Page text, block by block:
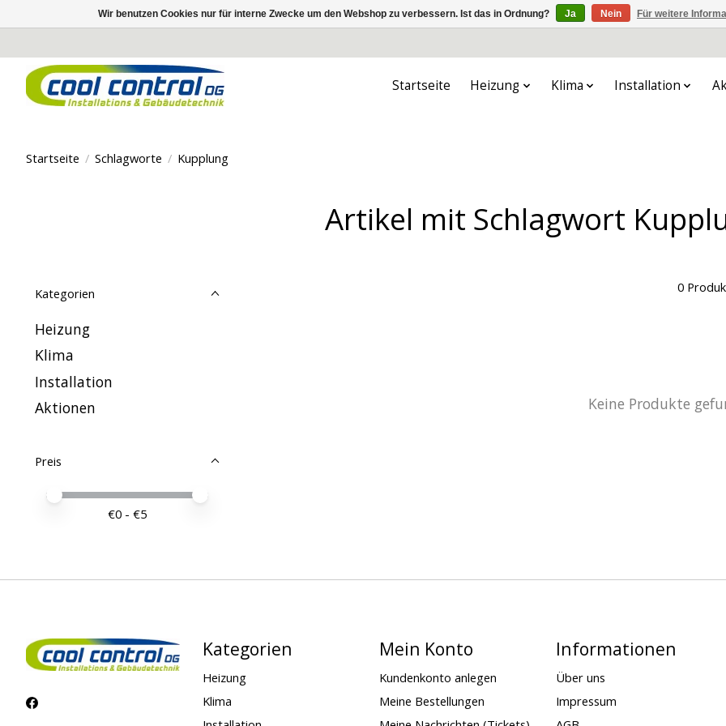
Startseite Heizung Klima Installation
Startseite / Schlagworte / Kupplung
Artikel mit Schlagwort
Kategorien
Heizung
Klima
Installation
Aktionen
Preis
Preis – Mindestwert
Price maximum value
€0 - €5
0
Keine Produkte
Kategorien
Heizung
Klima
Mein Konto
Kundenkonto anlegen
Meine Bestellungen
Informationen
Über uns
Impressum
Wir benutzen Cookies nur für interne Zwecke um den Webshop zu verbessern. Ist das in Ordnung? Ja Nein Für weitere